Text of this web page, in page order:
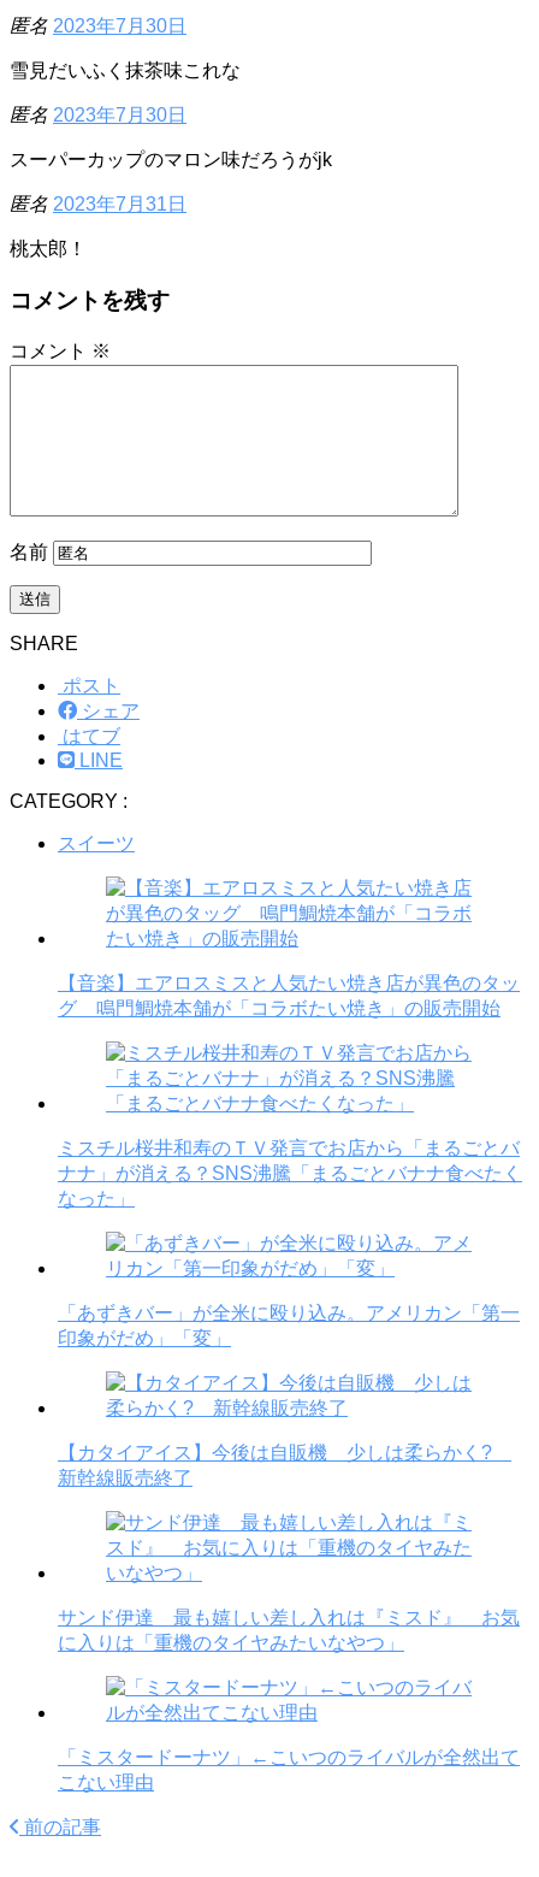
匿名 2023年7月30日
雪見だいふく抹茶味これな
匿名 2023年7月30日
スーパーカップのマロン味だろうがjk
匿名 2023年7月31日
桃太郎！
コメントを残す
コメント ※
名前
SHARE
ポスト
シェア
はてブ
LINE
CATEGORY :
スイーツ
【音楽】エアロスミスと人気たい焼き店が異色のタッ
グ 鳴門鯛焼本舗が「コラボたい焼き」の販売開始
ミスチル桜井和寿のＴＶ発言でお店から「まるごとバ
ナナ」が消える？SNS沸騰「まるごとバナナ食べたく
なった」
「あずきバー」が全米に殴り込み。アメリカン「第一
印象がだめ」「変」
【カタイアイス】今後は自販機 少しは柔らかく?
新幹線販売終了
サンド伊達 最も嬉しい差し入れは『ミスド』 お気
に入りは「重機のタイヤみたいなやつ」
「ミスタードーナツ」←こいつのライバルが全然出て
こない理由
前の記事